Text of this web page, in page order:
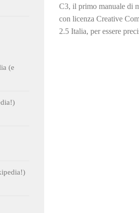
C3, il primo manuale di
con licenza Creative
2.5 Italia, per essere
(e